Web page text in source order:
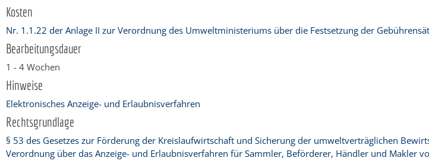
Kosten
Nr. 1.1.22 der Anlage II zur Verordnung des Umweltministeriums über die Festsetzung der
Bearbeitungsdauer
1 - 4 Wochen
Hinweise
Elektronisches Anzeige- und Erlaubnisverfahren
Rechtsgrundlage
§ 53 des Gesetzes zur Förderung der Kreislaufwirtschaft und Sicherung der umweltverträglichen
Verordnung über das Anzeige- und Erlaubnisverfahren für Sammler, Beförderer, Händler und Makler